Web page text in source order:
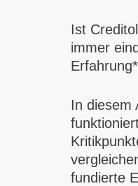
Ist
immer
In diesem
fundierte